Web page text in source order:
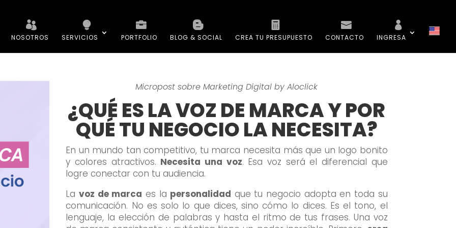
NOSOTROS SERVICIOS PORTFOLIO BLOG & SOCIAL CREA TU PRESUPUESTO CONTACTO INGRESA
Micropost sobre Marketing Digital by Aloclick
¿QUÉ ES LA VOZ DE MARCA Y POR
QUÉ TU NEGOCIO LA NECESITA?
En un mundo tan competitivo, tu marca necesita más que un logo bonito
y colores atractivos. Necesita una voz. Esa voz será el diferencial que
logre conectar con tu audiencia.
Lavoz de marca es la personalidad que tu negocio adopta en toda su
comunicación. No es solo lo que dices, sino cómo lo dices. Es el tono, el
lenguaje, la elección de palabras y hasta el ritmo de tus frases. Una voz